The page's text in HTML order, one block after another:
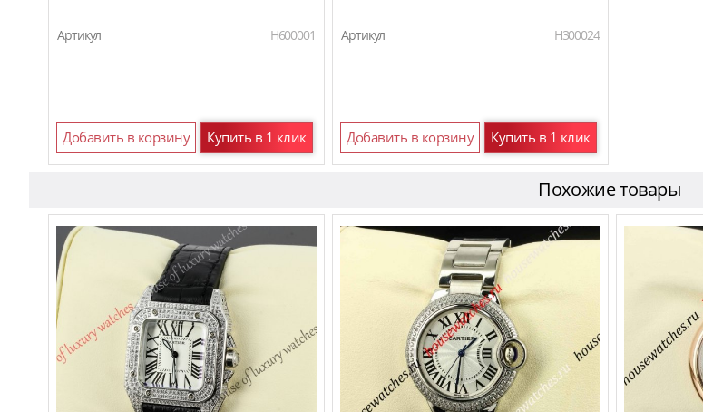
Артикул H600001
Добавить в корзину Купить в 1 клик
Артикул H300024
Добавить в корзину Купить в 1 клик
Похожие товары